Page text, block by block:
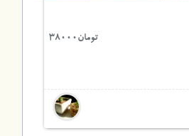
تومان38000